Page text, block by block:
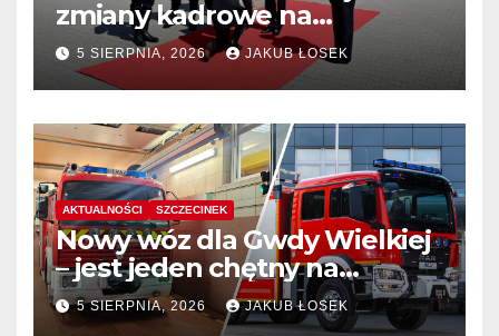
zmiany kadrowe na
stanowiskach komendantów
5 SIERPNIA, 2026 JAKUB ŁOSEK
AKTUALNOŚCI SZCZECINEK
Nowy wóz dla Gwdy Wielkiej
– jest jeden chętny na
dostawę
5 SIERPNIA, 2026 JAKUB ŁOSEK